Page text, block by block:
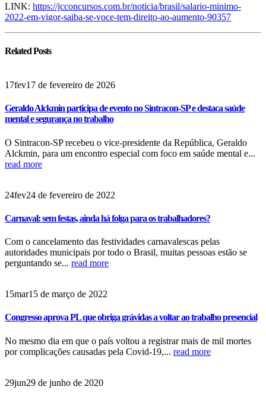
LINK: https://jcconcursos.com.br/noticia/brasil/salario-minimo-
2022-em-vigor-saiba-se-voce-tem-direito-ao-aumento-90357
RelatedPosts
17fev17 de fevereiro de 2026
Geraldo Alckmin participa de evento no Sintracon-SP e destaca saúde
mental e segurança no trabalho
O Sintracon-SP recebeu o vice-presidente da República, Geraldo
Alckmin, para um encontro especial com foco em saúde mental e...
read more
24fev24 de fevereiro de 2022
Carnaval: sem festas, ainda há folga para os trabalhadores?
Com o cancelamento das festividades carnavalescas pelas
autoridades municipais por todo o Brasil, muitas pessoas estão se
perguntando se... read more
15mar15 de março de 2022
Congresso aprova PL que obriga grávidas a voltar ao trabalho presencial
No mesmo dia em que o país voltou a registrar mais de mil mortes
por complicações causadas pela Covid-19,... read more
29jun29 de junho de 2020